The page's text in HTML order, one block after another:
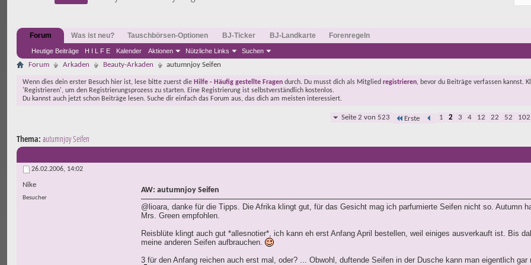
Forum
Heutige Beiträge H I L F E Kalender Aktionen Nützliche Links Suchen
Was ist neu? Tauschbörsen-Optionen BJ-Ticker BJ-Landkarte Forenregeln
Forum Arkaden Beauty-Arkaden autumnjoy Seifen
Wenn dies dein erster Besuch hier ist, lese bitte zuerst die Hilfe - Häufig gestellte Fragen durch. Du musst dich als Mitglied registrieren, bevor du Beiträge verfassen kannst.
'Registrieren', um den Registrierungsprozess zu starten. Eine Registrierung ist selbstverständlich kostenlos.
Du kannst auch jetzt schon Beiträge lesen. Suche dir einfach das Forum aus, das dich am meisten interessiert.
Seite 2 von 523 Erste 1 2 3 4 12 22 52 102
Thema: autumnjoy Seifen
26.02.2006, 14:02
Nike
Besucher
AW: autumnjoy Seifen
@lioara, danke für die Tipps. Die Afrika klingt gut, für das Gesicht mag ich parfumierte Seifen nicht so. Autumn
Mrs. Green empfohlen.
Reisblüte klingt auch gut *allesnotier*, ich kann eh erst Anfang April bestellen, weil einiges ausverkauft ist. Bis
meine anderen Seifen aufbrauchen.
3 für den Anfang reichen auch erst mal, oder? ... Obwohl, duftende Seifen in der Dusche kann man eigentlich gar